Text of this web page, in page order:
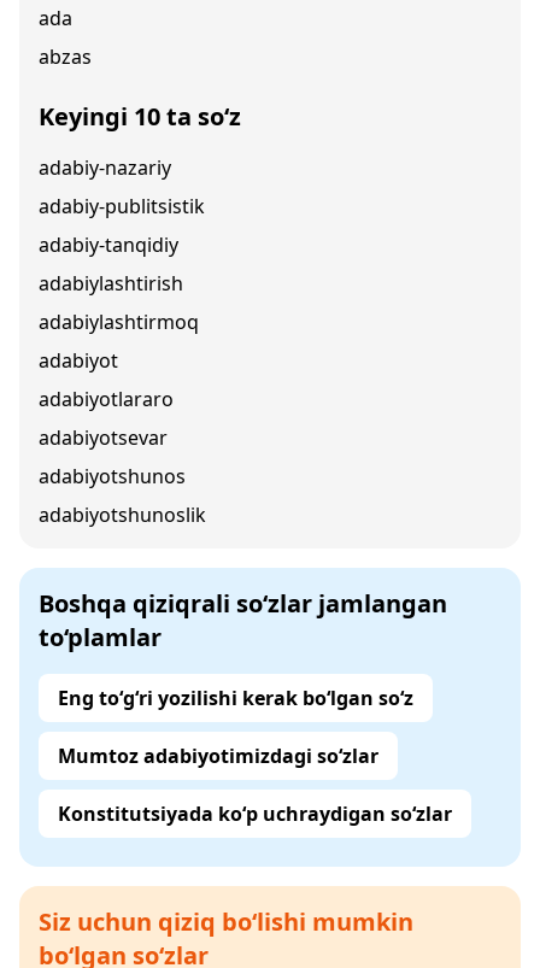
ada
abzas
Keyingi 10 ta so‘z
adabiy-nazariy
adabiy-publitsistik
adabiy-tanqidiy
adabiylashtirish
adabiylashtirmoq
adabiyot
adabiyotlararo
adabiyotsevar
adabiyotshunos
adabiyotshunoslik
Boshqa qiziqrali so‘zlar jamlangan
to‘plamlar
Eng to‘g‘ri yozilishi kerak bo‘lgan so‘z
Mumtoz adabiyotimizdagi so‘zlar
Konstitutsiyada ko‘p uchraydigan so‘zlar
Siz uchun qiziq bo‘lishi mumkin
bo‘lgan so‘zlar